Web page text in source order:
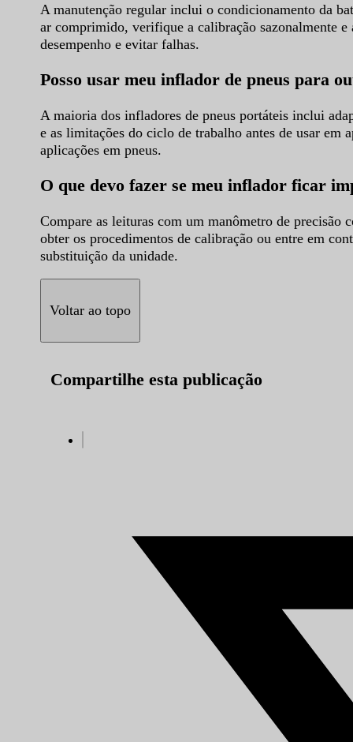
A manutenção regular inclui o condicionamento da
ar comprimido, verifique a calibração sazonalmente e
desempenho e evitar falhas.
Posso usar meu inflador de pneus para
A maioria dos infladores de pneus portáteis inclui
e as limitações do ciclo de trabalho antes de usar em
aplicações em pneus.
O que devo fazer se meu inflador ficar
Compare as leituras com um manômetro de
obter os procedimentos de calibração ou entre em
substituição da unidade.
Voltar ao topo
Compartilhe esta publicação